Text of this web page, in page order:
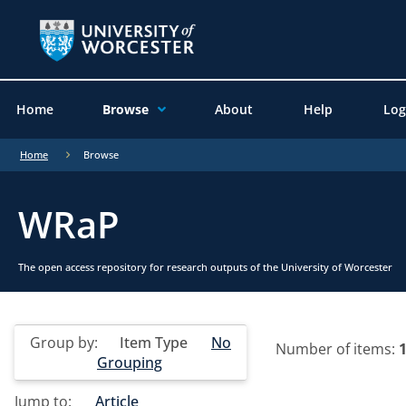
Home Browse About Help
Home Browse
WRaP
The open access repository for research outputs of the University of Worcester
Group by: Item Type
No
Grouping
Jump to:
Article
Number of items: 1